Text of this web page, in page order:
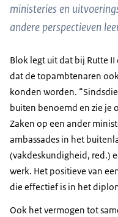
ministeries en
andere perspectieven
Blok legt uit dat bij Rutte
dat de topambtenaren
konden worden.
buiten benoemd en zie je
Zaken op een ander
ambassades in het
(vakdeskundigheid, red.)
werk. Het positieve van
die effectief is in het
Ook het vermogen tot